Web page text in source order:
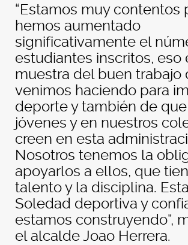
“Estamos muy contentos
hemos aumentado
significativamente el
estudiantes inscritos, eso
muestra del buen trabajo
venimos haciendo para
deporte y también de
jóvenes y en nuestros
creen en esta
Nosotros tenemos la
apoyarlos a ellos, que
talento y la disciplina.
Soledad deportiva y
estamos construyendo”,
el alcalde Joao Herrera.